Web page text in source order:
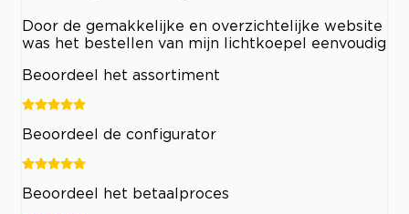
Door de gemakkelijke en overzichtelijke website
was het bestellen van mijn lichtkoepel eenvoudig
Beoordeel het assortiment
Beoordeel de configurator
Beoordeel het betaalproces